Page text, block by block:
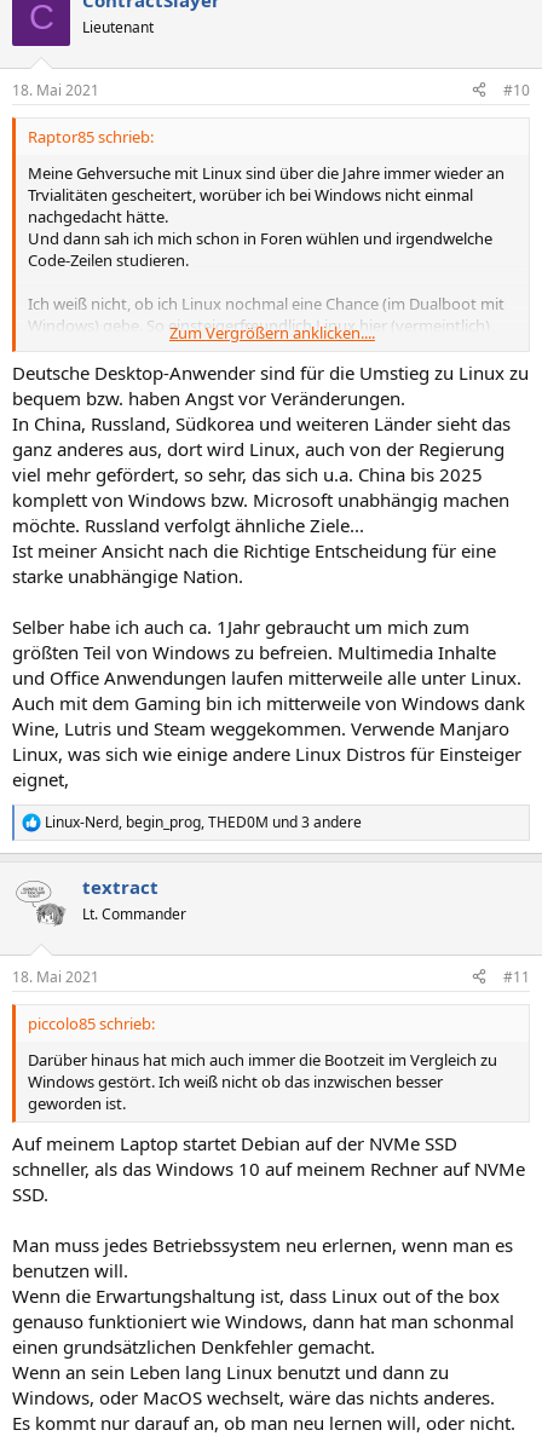
e
n
C Lieutenant
18. Mai 2021 #10
Raptor85 schrieb:
Meine Gehversuche mit Linux sind über die Jahre immer wieder an
Trvialitäten gescheitert, worüber ich bei Windows nicht einmal
nachgedacht hätte.
Und dann sah ich mich schon in Foren wühlen und irgendwelche
Code-Zeilen studieren.
Ich weiß nicht, ob ich Linux nochmal eine Chance (im Dualboot mit
Windows) gebe. So einsteigerfreundlich Linux hier (vermeintlich)
Zum Vergrößern anklicken....
Deutsche Desktop-Anwender sind für die Umstieg zu Linux zu
bequem bzw. haben Angst vor Veränderungen.
In China, Russland, Südkorea und weiteren Länder sieht das
ganz anderes aus, dort wird Linux, auch von der Regierung
viel mehr gefördert, so sehr, das sich u.a. China bis 2025
komplett von Windows bzw. Microsoft unabhängig machen
möchte. Russland verfolgt ähnliche Ziele...
Ist meiner Ansicht nach die Richtige Entscheidung für eine
starke unabhängige Nation.
Selber habe ich auch ca. 1Jahr gebraucht um mich zum
größten Teil von Windows zu befreien. Multimedia Inhalte
und Office Anwendungen laufen mitterweile alle unter Linux.
Auch mit dem Gaming bin ich mitterweile von Windows dank
Wine, Lutris und Steam weggekommen. Verwende Manjaro
Linux, was sich wie einige andere Linux Distros für Einsteiger
eignet,
R
e
k
t
e
n
Linux-Nerd, begin_prog,THED0M und 3 andere
textract
Lt. Commander
18. Mai 2021 #11
piccolo85 schrieb:
Darüber hinaus hat mich auch immer die Bootzeit im Vergleich zu
Windows gestört. Ich weiß nicht ob das inzwischen besser
geworden ist.
Auf meinem Laptop startet Debian auf der NVMe SSD
schneller, als das Windows 10 auf meinem Rechner auf NVMe
SSD.
Man muss jedes Betriebssystem neu erlernen, wenn man es
benutzen will.
Wenn die Erwartungshaltung ist, dass Linux out of the box
genauso funktioniert wie Windows, dann hat man schonmal
einen grundsätzlichen Denkfehler gemacht.
Wenn an sein Leben lang Linux benutzt und dann zu
Windows, oder MacOS wechselt, wäre das nichts anderes.
Es kommt nur darauf an, ob man neu lernen will, oder nicht.